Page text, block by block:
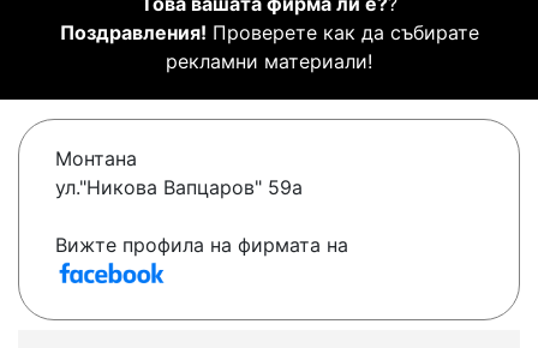
Поздравления! Проверете как да събирате
рекламни материали!
Монтана
ул."Никова Вапцаров" 59а
Вижте профила на фирмата на